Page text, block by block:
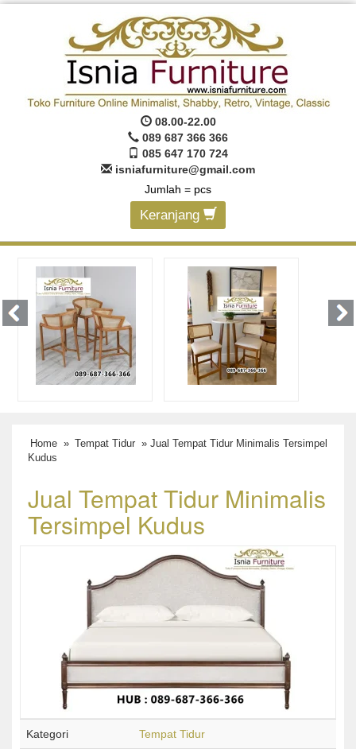
08.00-22.00
089 687 366 366
085 647 170 724
isniafurniture@gmail.com
Jumlah = pcs
Keranjang
Home » Tempat Tidur » Jual Tempat Tidur Minimalis Tersimpel
Kudus
Jual Tempat Tidur Minimalis
Tersimpel Kudus
Kategori Tempat Tidur